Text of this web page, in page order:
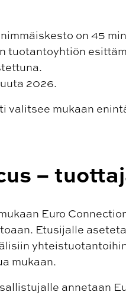
on 45
tuotantoyhtiön
2026.
mukaan
–
Euro
Etusijalle
mukaan.
annetaan